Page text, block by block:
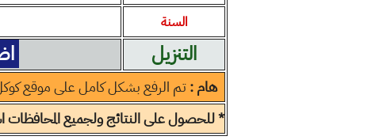
السنة
التنزيل
هام :تم الرفع بشكل كامل على موقع
* للحصول على النتائج ولجميع المحافظات